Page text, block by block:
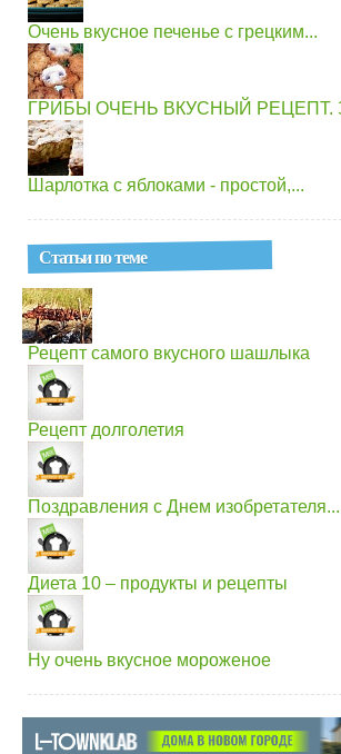
Очень вкусное печенье с грецким...
ГРИБЫ ОЧЕНЬ ВКУСНЫЙ РЕЦЕПТ.
Шарлотка с яблоками - простой,...
Статьи по теме
Рецепт самого вкусного шашлыка
Рецепт долголетия
Поздравления с Днем изобретателя...
Диета 10 – продукты и рецепты
Ну очень вкусное мороженое